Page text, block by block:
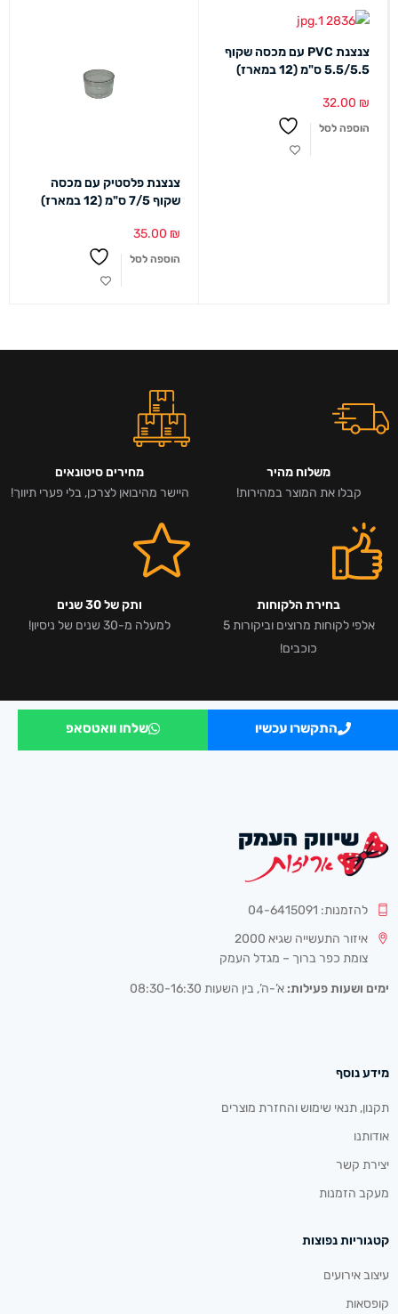
צנצנת PVC עם מכסה שקוף
5.5/5.5 ס"מ (12 במארז)
32.00 ₪
הוספה לסל
צנצנת פלסטיק עם מכסה
שקוף 7/5 ס"מ (12 במארז)
35.00 ₪
הוספה לסל
משלוח מהיר
קבלו את המוצר במהירות!
מחירים סיטונאים
היישר מהיבואן לצרכן, בלי פערי תיווך!
בחירת הלקוחות
אלפי לקוחות מרוצים וביקורות 5
כוכבים!
ותק של 30 שנים
למעלה מ-30 שנים של ניסיון!
התקשרו עכשיו שלחו וואטסאפ
להזמנות: 04-6415091
איזור התעשייה שגיא 2000
צומת כפר ברוך – מגדל העמק
ימים ושעות פעילות: א’-ה’, בין השעות 08:30-16:30
מידע נוסף
תקנון, תנאי שימוש והחזרת מוצרים
אודותנו
יצירת קשר
מעקב הזמנות
קטגוריות נפוצות
עיצוב אירועים
קופסאות